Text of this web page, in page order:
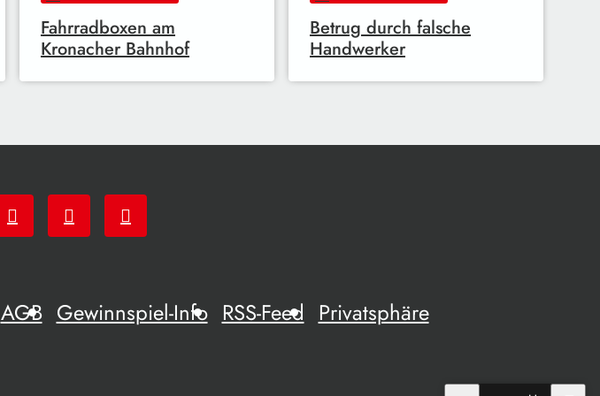
Fahrradboxen am
Kronacher Bahnhof
Betrug durch falsche
Handwerker
AGB Gewinnspiel-Info RSS-Feed Privatsphäre